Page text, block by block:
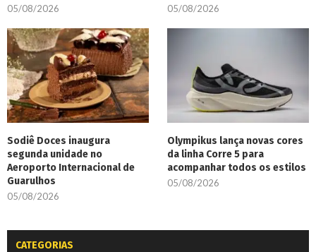
05/08/2026 05/08/2026
Sodiê Doces inaugura
segunda unidade no
Aeroporto Internacional de
Guarulhos
05/08/2026
Olympikus lança novas cores
da linha Corre 5 para
acompanhar todos os estilos
05/08/2026
CATEGORIAS